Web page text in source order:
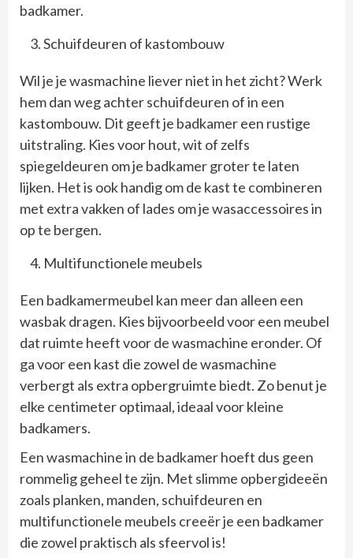
badkamer.
Schuifdeuren of kastombouw
Wil je je wasmachine liever niet in het zicht? Werk
hem dan weg achter schuifdeuren of in een
kastombouw. Dit geeft je badkamer een rustige
uitstraling. Kies voor hout, wit of zelfs
spiegeldeuren om je badkamer groter te laten
lijken. Het is ook handig om de kast te combineren
met extra vakken of lades om je wasaccessoires in
op te bergen.
Multifunctionele meubels
Een badkamermeubel kan meer dan alleen een
wasbak dragen. Kies bijvoorbeeld voor een meubel
dat ruimte heeft voor de wasmachine eronder. Of
ga voor een kast die zowel de wasmachine
verbergt als extra opbergruimte biedt. Zo benut je
elke centimeter optimaal, ideaal voor kleine
badkamers.
Een wasmachine in de badkamer hoeft dus geen
rommelig geheel te zijn. Met slimme opbergideeën
zoals planken, manden, schuifdeuren en
multifunctionele meubels creeër je een badkamer
die zowel praktisch als sfeervol is!